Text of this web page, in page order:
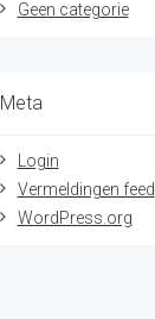
Geen categorie
Meta
Login
Vermeldingen feed
WordPress.org